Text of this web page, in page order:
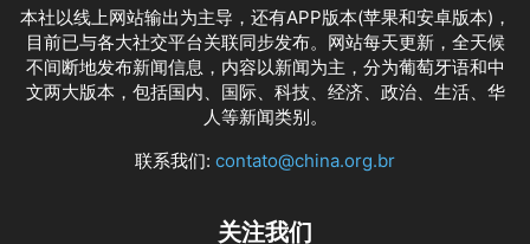
本社以线上网站输出为主导，还有APP版本(苹果和安卓版本)，
目前已与各大社交平台关联同步发布。网站每天更新，全天候
不间断地发布新闻信息，内容以新闻为主，分为葡萄牙语和中
文两大版本，包括国内、国际、科技、经济、政治、生活、华
人等新闻类别。
联系我们: contato@china.org.br
关注我们